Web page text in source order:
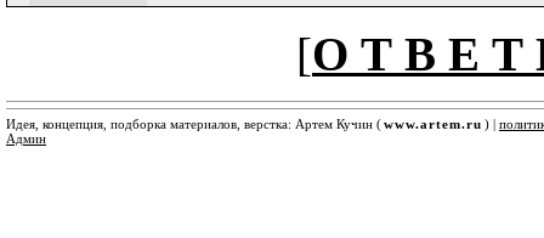
[О Т В Е Т
Идея, концепция, подборка материалов, верстка: Артем Кучин (www.artem.ru ) |
Админ